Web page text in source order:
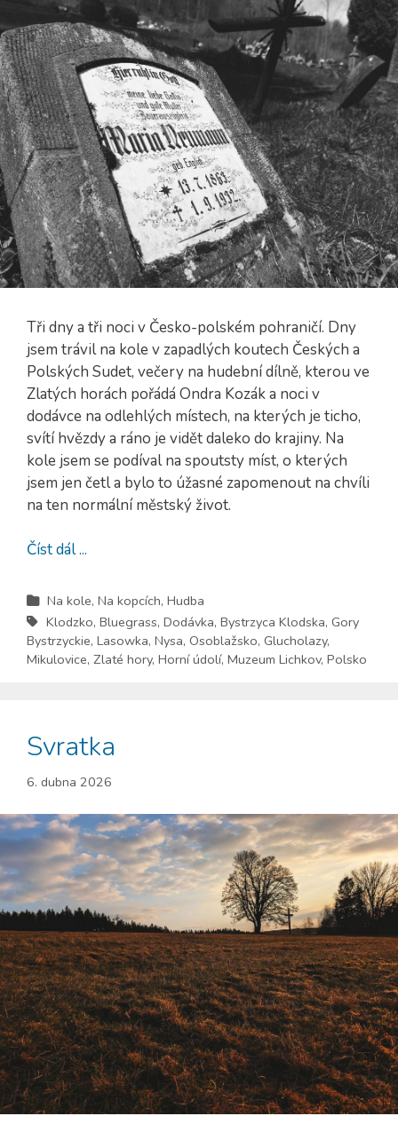
Tři dny a tři noci v Česko-polském pohraničí. Dny
jsem trávil na kole v zapadlých koutech Českých a
Polských Sudet, večery na hudební dílně, kterou ve
Zlatých horách pořádá Ondra Kozák a noci v
dodávce na odlehlých místech, na kterých je ticho,
svítí hvězdy a ráno je vidět daleko do krajiny. Na
kole jsem se podíval na spoutsty míst, o kterých
jsem jen četl a bylo to úžasné zapomenout na chvíli
na ten normální městský život.
Číst dál ...
Na kole, Na kopcích, Hudba
Klodzko, Bluegrass, Dodávka, Bystrzyca Klodska, Gory
Bystrzyckie, Lasowka, Nysa, Osoblažsko, Glucholazy,
Mikulovice, Zlaté hory, Horní údolí, Muzeum Lichkov, Polsko
Svratka
6. dubna 2026